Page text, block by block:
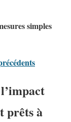
simples
prêts à